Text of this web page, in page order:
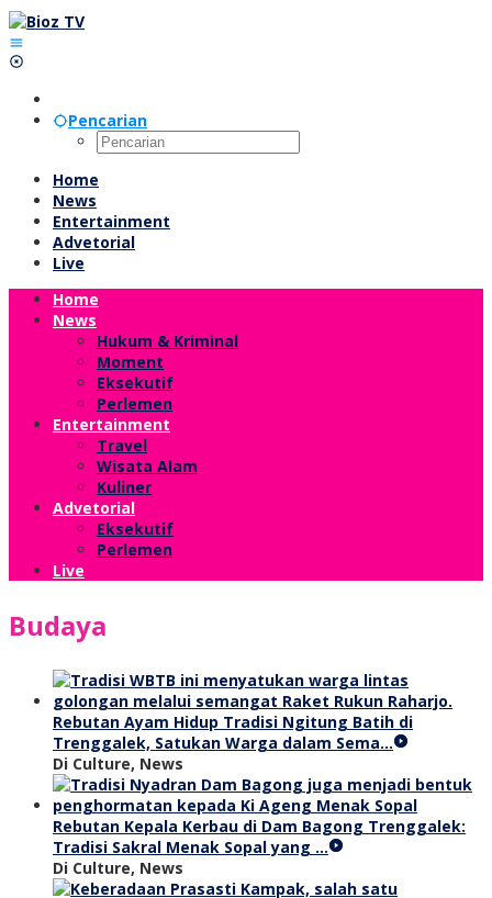
Lewati
ke
konten
Pencarian
Home
News
Entertainment
Advetorial
Live
Home
News
Hukum & Kriminal
Moment
Eksekutif
Perlemen
Entertainment
Travel
Wisata Alam
Kuliner
Advetorial
Eksekutif
Perlemen
Live
Budaya
Rebutan Ayam Hidup Tradisi Ngitung Batih di
Trenggalek, Satukan Warga dalam Sema…
Di Culture, News
Rebutan Kepala Kerbau di Dam Bagong Trenggalek:
Tradisi Sakral Menak Sopal yang …
Di Culture, News